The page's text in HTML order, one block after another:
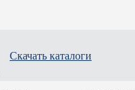
Скачать каталоги